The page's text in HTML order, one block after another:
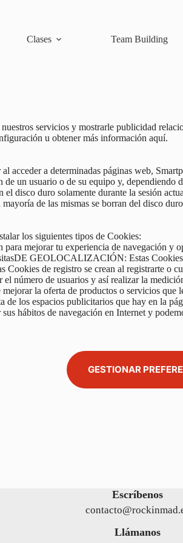
Clases Team Building
servicios y mostrarle publicidad
u obtener más información aquí.
acceder a determinadas páginas web,
un usuario o de su equipo y,
disco duro solamente durante la sesión
de las mismas se borran del disco
los siguientes tipos de Cookies:
mejorar tu experiencia de navegación y
GEOLOCALIZACIÓN: Estas
de registro se crean al registrarte o
número de usuarios y así realizar la
la oferta de productos o servicios
de los espacios publicitarios que hay en la
hábitos de navegación en Internet y
GESTIONAR
Escríbenos
Llámanos